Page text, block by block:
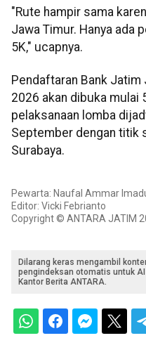
"Rute hampir sama
Jawa Timur. Hanya ada
5K," ucapnya.
Pendaftaran Bank Jatim
2026 akan dibuka mulai
pelaksanaan lomba
September dengan titik
Surabaya.
Pewarta: Naufal Ammar
Editor: Vicki Febrianto
Copyright © ANTARA JATIM
Dilarang keras mengambil
pengindeksan otomatis untuk
Kantor Berita ANTARA.